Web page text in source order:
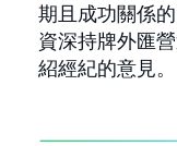
期且成功關係
資深持牌外匯
紹經紀的意見。